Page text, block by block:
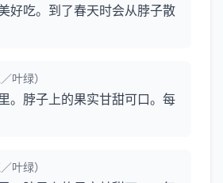
好吃。到了春天时会从脖子散
叶绿）
。脖子上的果实甘甜可口。每
叶绿）